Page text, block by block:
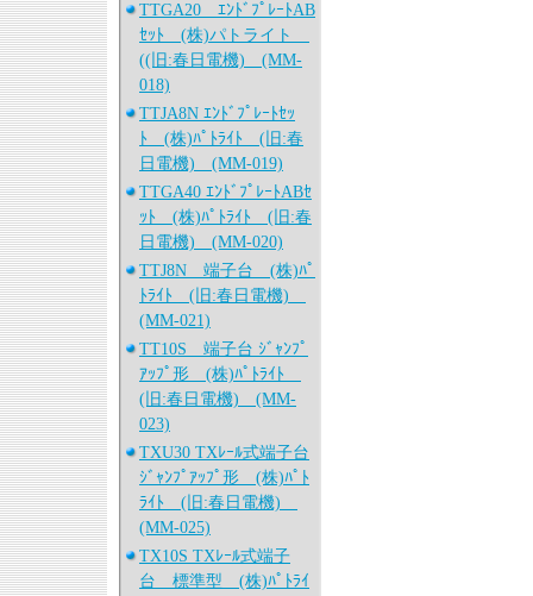
TTGA20 ｴﾝﾄﾞﾌﾟﾚｰﾄAB
ｾｯﾄ (株)パトライト
((旧:春日電機) (MM-
018)
TTJA8N ｴﾝﾄﾞﾌﾟﾚｰﾄｾｯ
ﾄ (株)ﾊﾟﾄﾗｲﾄ (旧:春
日電機) (MM-019)
TTGA40 ｴﾝﾄﾞﾌﾟﾚｰﾄABｾ
ｯﾄ (株)ﾊﾟﾄﾗｲﾄ (旧:春
日電機) (MM-020)
TTJ8N 端子台 (株)ﾊﾟ
ﾄﾗｲﾄ (旧:春日電機)
(MM-021)
TT10S 端子台 ｼﾞｬﾝﾌﾟ
ｱｯﾌﾟ形 (株)ﾊﾟﾄﾗｲﾄ
(旧:春日電機) (MM-
023)
TXU30 TXﾚｰﾙ式端子台
ｼﾞｬﾝﾌﾟｱｯﾌﾟ形 (株)ﾊﾟﾄ
ﾗｲﾄ (旧:春日電機)
(MM-025)
TX10S TXﾚｰﾙ式端子
台 標準型 (株)ﾊﾟﾄﾗｲ